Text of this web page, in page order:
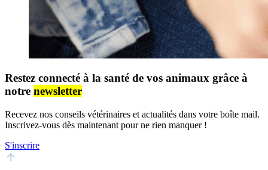
Restez connecté à la santé de vos animaux grâce à
notre newsletter
Recevez nos conseils vétérinaires et actualités dans votre boîte mail.
Inscrivez-vous dès maintenant pour ne rien manquer !
S'inscrire